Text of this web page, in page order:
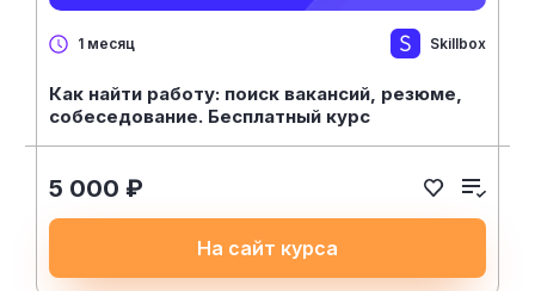
1 месяц Skillbox
Как найти работу: поиск вакансий, резюме,
собеседование. Бесплатный курс
5 000 ₽
На сайт курса